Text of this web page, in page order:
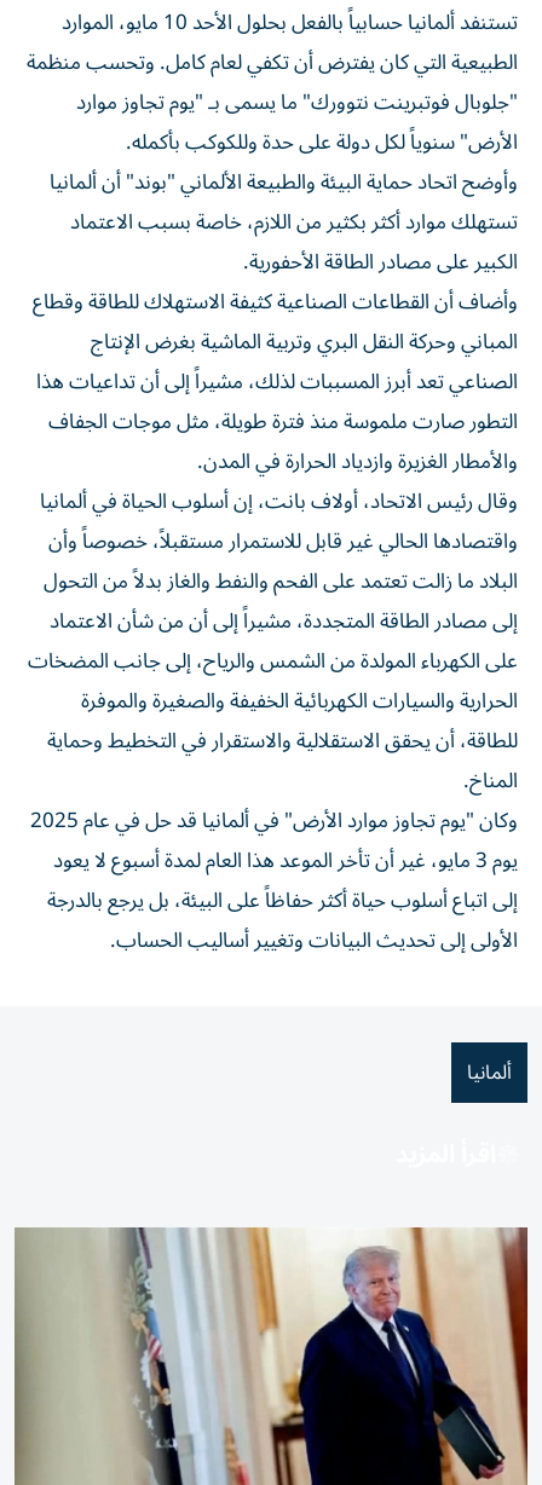
تستنفد ألمانيا حسابياً بالفعل بحلول الأحد 10 مايو، الموارد
الطبيعية التي كان يفترض أن تكفي لعام كامل. وتحسب منظمة
"جلوبال فوتبرينت نتوورك" ما يسمى بـ "يوم تجاوز موارد
الأرض" سنوياً لكل دولة على حدة وللكوكب بأكمله.
وأوضح اتحاد حماية البيئة والطبيعة الألماني "بوند" أن ألمانيا
تستهلك موارد أكثر بكثير من اللازم، خاصة بسبب الاعتماد
الكبير على مصادر الطاقة الأحفورية.
وأضاف أن القطاعات الصناعية كثيفة الاستهلاك للطاقة وقطاع
المباني وحركة النقل البري وتربية الماشية بغرض الإنتاج
الصناعي تعد أبرز المسببات لذلك، مشيراً إلى أن تداعيات هذا
التطور صارت ملموسة منذ فترة طويلة، مثل موجات الجفاف
والأمطار الغزيرة وازدياد الحرارة في المدن.
وقال رئيس الاتحاد، أولاف بانت، إن أسلوب الحياة في ألمانيا
واقتصادها الحالي غير قابل للاستمرار مستقبلاً، خصوصاً وأن
البلاد ما زالت تعتمد على الفحم والنفط والغاز بدلاً من التحول
إلى مصادر الطاقة المتجددة، مشيراً إلى أن من شأن الاعتماد
على الكهرباء المولدة من الشمس والرياح، إلى جانب المضخات
الحرارية والسيارات الكهربائية الخفيفة والصغيرة والموفرة
للطاقة، أن يحقق الاستقلالية والاستقرار في التخطيط وحماية
المناخ.
وكان "يوم تجاوز موارد الأرض" في ألمانيا قد حل في عام 2025
يوم 3 مايو، غير أن تأخر الموعد هذا العام لمدة أسبوع لا يعود
إلى اتباع أسلوب حياة أكثر حفاظاً على البيئة، بل يرجع بالدرجة
الأولى إلى تحديث البيانات وتغيير أساليب الحساب.
ألمانيا